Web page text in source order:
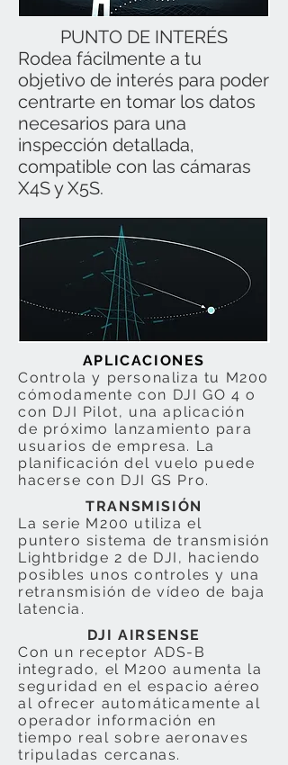
PUNTO DE INTERÉS
Rodea fácilmente a tu
objetivo de interés para poder
centrarte en tomar los datos
necesarios para una
inspección detallada,
compatible con las cámaras
X4S y X5S.
APLICACIONES
Controla y personaliza tu M200
cómodamente con DJI GO 4 o
con DJI Pilot, una aplicación
de próximo lanzamiento para
usuarios de empresa. La
planificación del vuelo puede
hacerse con DJI GS Pro.
TRANSMISIÓN
La serie M200 utiliza el
puntero sistema de transmisión
Lightbridge 2 de DJI, haciendo
posibles unos controles y una
retransmisión de vídeo de baja
latencia.
DJI AIRSENSE
Con un receptor ADS-B
integrado, el M200 aumenta la
seguridad en el espacio aéreo
al ofrecer automáticamente al
operador información en
tiempo real sobre aeronaves
tripuladas cercanas.